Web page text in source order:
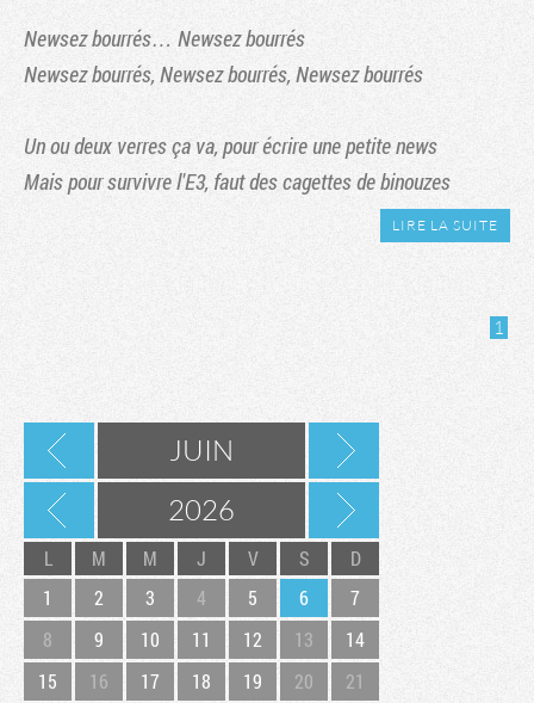
Newsez bourrés… Newsez bourrés
Newsez bourrés, Newsez bourrés, Newsez bourrés
Un ou deux verres ça va, pour écrire une petite news
Mais pour survivre l'E3, faut des cagettes de binouzes
LIRE LA SUITE
1
JUIN
2026
L M M J V S
D
1
2 3 4 5 6
7
8
9 10 11 12 13
14
15
16 17 18 19 20 21